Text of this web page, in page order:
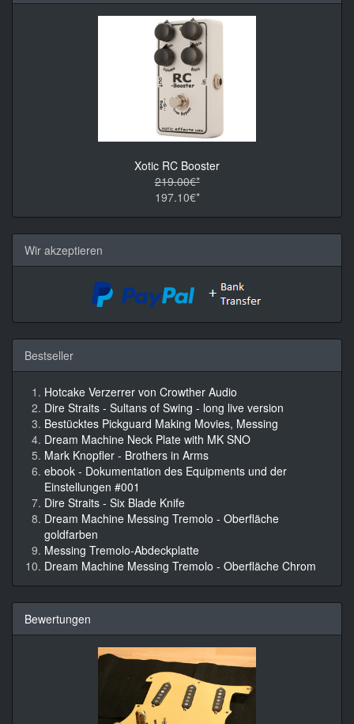
Xotic RC Booster
219.00€*
197.10€*
Wir akzeptieren
Bestseller
Hotcake Verzerrer von Crowther Audio
Dire Straits - Sultans of Swing - long live version
Bestücktes Pickguard Making Movies, Messing
Dream Machine Neck Plate with MK SNO
Mark Knopfler - Brothers in Arms
ebook - Dokumentation des Equipments und der
Einstellungen #001
Dire Straits - Six Blade Knife
Dream Machine Messing Tremolo - Oberfläche
goldfarben
Messing Tremolo-Abdeckplatte
Dream Machine Messing Tremolo - Oberfläche Chrom
Bewertungen